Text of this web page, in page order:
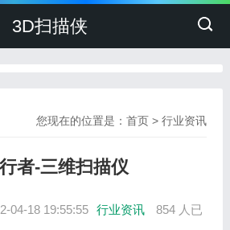
3D扫描侠
您现在的位置是：首页 >行业资讯
者-三维扫描仪
04-18 19:55:55 行业资讯
854 人已